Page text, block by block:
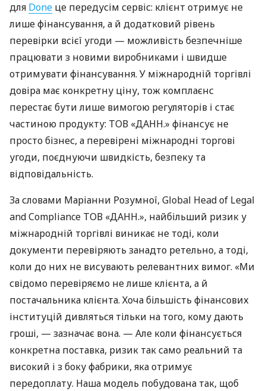
для Done це передусім сервіс: клієнт отримує не
лише фінансування, а й додатковий рівень
перевірки всієї угоди — можливість безпечніше
працювати з новими виробниками і швидше
отримувати фінансування. У міжнародній торгівлі
довіра має конкретну ціну, тож комплаєнс
перестає бути лише вимогою регуляторів і стає
частиною продукту: ТОВ «ДАНН.» фінансує не
просто бізнес, а перевірені міжнародні торгові
угоди, поєднуючи швидкість, безпеку та
відповідальність.
За словами Маріанни Розумної, Global Head of Legal
and Compliance ТОВ «ДАНН.», найбільший ризик у
міжнародній торгівлі виникає не тоді, коли
документи перевіряють занадто ретельно, а тоді,
коли до них не висувають релевантних вимог. «Ми
свідомо перевіряємо не лише клієнта, а й
постачальника клієнта. Хоча більшість фінансових
інституцій дивляться тільки на того, кому дають
гроші, — зазначає вона. — Але коли фінансується
конкретна поставка, ризик так само реальний та
високий і з боку фабрики, яка отримує
передоплату. Наша модель побудована так, щоб